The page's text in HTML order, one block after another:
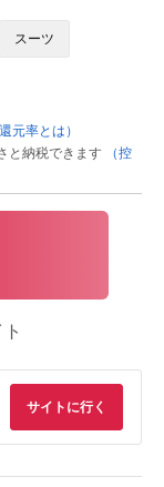
スーツ
還元率とは）
と納税できます
（控
サイトに行く